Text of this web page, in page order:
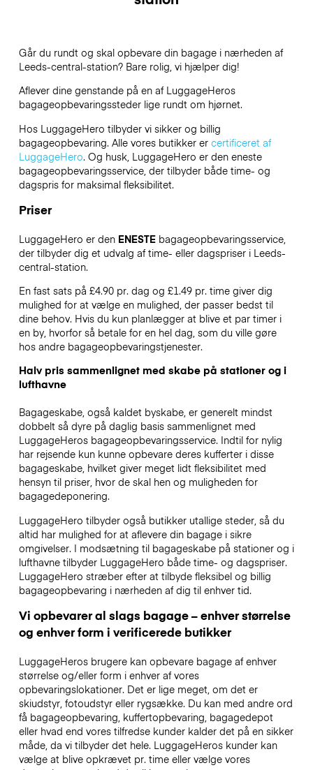
Går du rundt og skal opbevare din bagage i nærheden af
Leeds-central-station? Bare rolig, vi hjælper dig!
Aflever dine genstande på en af LuggageHeros
bagageopbevaringssteder lige rundt om hjørnet.
Hos LuggageHero tilbyder vi sikker og billig
bagageopbevaring. Alle vores butikker er certificeret af
LuggageHero. Og husk, LuggageHero er den eneste
bagageopbevaringsservice, der tilbyder både time- og
dagspris for maksimal fleksibilitet.
Priser
LuggageHero er den ENESTEbagageopbevaringsservice,
der tilbyder dig et udvalg af time- eller dagspriser i Leeds-
central-station.
En fast sats på £4.90 pr. dag og £1.49 pr. time giver dig
mulighed for at vælge en mulighed, der passer bedst til
dine behov. Hvis du kun planlægger at blive et par timer i
en by, hvorfor så betale for en hel dag, som du ville gøre
hos andre bagageopbevaringstjenester.
Halv pris sammenlignet med skabe på stationer og i
lufthavne
Bagageskabe, også kaldet byskabe, er generelt mindst
dobbelt så dyre på daglig basis sammenlignet med
LuggageHeros bagageopbevaringsservice. Indtil for nylig
har rejsende kun kunne opbevare deres kufferter i disse
bagageskabe, hvilket giver meget lidt fleksibilitet med
hensyn til priser, hvor de skal hen og muligheden for
bagagedeponering.
LuggageHero tilbyder også butikker utallige steder, så du
altid har mulighed for at aflevere din bagage i sikre
omgivelser. I modsætning til bagageskabe på stationer og i
lufthavne tilbyder LuggageHero både time- og dagspriser.
LuggageHero stræber efter at tilbyde fleksibel og billig
bagageopbevaring i nærheden af dig til enhver tid.
Vi opbevarer al slags bagage – enhver størrelse
og enhver form i verificerede butikker
LuggageHeros brugere kan opbevare bagage af enhver
størrelse og/eller form i enhver af vores
opbevaringslokationer. Det er lige meget, om det er
skiudstyr, fotoudstyr eller rygsække. Du kan med andre ord
få bagageopbevaring, kuffertopbevaring, bagagedepot
eller hvad end vores tilfredse kunder kalder det på en sikker
måde, da vi tilbyder det hele. LuggageHeros kunder kan
vælge at blive opkrævet pr. time eller vælge vores